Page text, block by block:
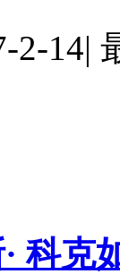
2-14|
科克